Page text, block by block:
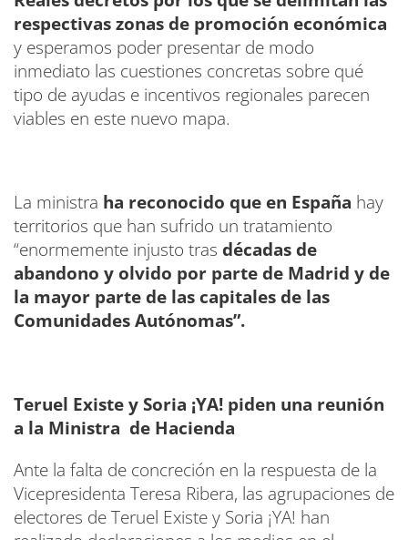
respectivas zonas de promoción económica
y esperamos poder presentar de modo
inmediato las cuestiones concretas sobre qué
tipo de ayudas e incentivos regionales parecen
viables en este nuevo mapa.
La ministra ha reconocido que en España hay
territorios que han sufrido un tratamiento
“enormemente injusto tras décadas de
abandono y olvido por parte de Madrid y de
la mayor parte de las capitales de las
Comunidades Autónomas”.
Teruel Existe y Soria ¡YA! piden una reunión
a la Ministra de Hacienda
Ante la falta de concreción en la respuesta de la
Vicepresidenta Teresa Ribera, las agrupaciones de
electores de Teruel Existe y Soria ¡YA! han